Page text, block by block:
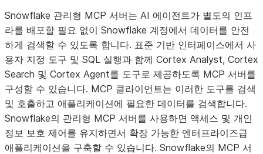
Snowflake 관리형 MCP 서버는 AI 에이전트가 별도의 인프
라를 배포할 필요 없이 Snowflake 계정에서 데이터를 안전
하게 검색할 수 있도록 합니다. 표준 기반 인터페이스에서 사
용자 지정 도구 및 SQL 실행과 함께 Cortex Analyst, Cortex
Search 및 Cortex Agent를 도구로 제공하도록 MCP 서버를
구성할 수 있습니다. MCP 클라이언트는 이러한 도구를 검색
및 호출하고 애플리케이션에 필요한 데이터를 검색합니다.
Snowflake의 관리형 MCP 서버를 사용하면 액세스 및 개인
정보 보호 제어를 유지하면서 확장 가능한 엔터프라이즈급
애플리케이션을 구축할 수 있습니다. Snowflake의 MCP 서